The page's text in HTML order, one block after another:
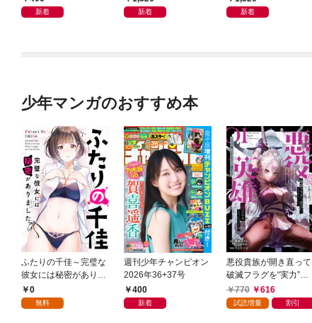
新着
どこでもトレイン・ベ
新着 新着
少年マンガのおすすめ本
ふたりの千佳～完璧な
彼女には秘密がありま
した(1)
0
無料
週刊少年チャンピオン
2026年36+37号
400
新着
悪役貴族が開き直って
破滅フラグを“実力”で
叩き折っていたら、い
つの間にかヒロイン達
770 616
試読増量 割引